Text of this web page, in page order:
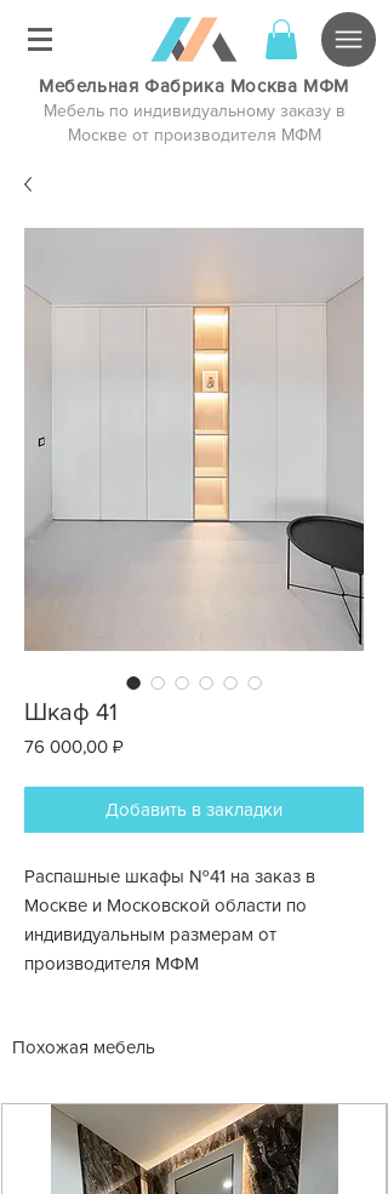
Мебельная Фабрика Москва МФМ
Мебель по индивидуальному заказу в
Москве от производителя МФМ
Шкаф 41
76 000,00 ₽Цена
Добавить в закладки
Распашные шкафы №41 на заказ в
Москве и Московской области по
индивидуальным размерам от
производителя МФМ
Похожая мебель